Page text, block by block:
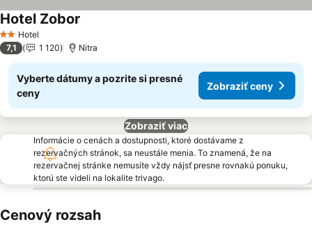
2 Počet hviezdičiek
Hotel
Hotel Zobor
7,1 1 120 Nitra
Vyberte dátumy a pozrite si presné
ceny
Zobraziť ceny
Zobraziť viac
Informácie o cenách a dostupnosti, ktoré dostávame z
rezervačných stránok, sa neustále menia. To znamená, že na
rezervačnej stránke nemusíte vždy nájsť presne rovnakú ponuku,
ktorú ste videli na lokalite trivago.
Cenový rozsah